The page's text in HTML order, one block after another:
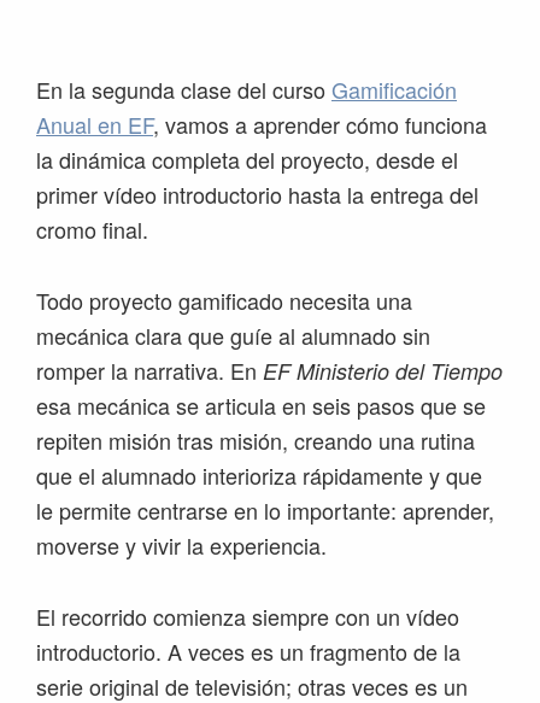
navegación
principal
contenido
principal
barra
lateral
principal
página
En la segunda clase del curso Gamificación
Anual en EF, vamos a aprender cómo funciona
la dinámica completa del proyecto, desde el
primer vídeo introductorio hasta la entrega del
cromo final.
Todo proyecto gamificado necesita una
mecánica clara que guíe al alumnado sin
romper la narrativa. En EF Ministerio del Tiempo
esa mecánica se articula en seis pasos que se
repiten misión tras misión, creando una rutina
que el alumnado interioriza rápidamente y que
le permite centrarse en lo importante: aprender,
moverse y vivir la experiencia.
El recorrido comienza siempre con un vídeo
introductorio. A veces es un fragmento de la
serie original de televisión; otras veces es un